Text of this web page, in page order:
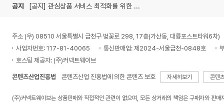
공지 [공지] 관심상품 서비스 최적화를 위한 미사용 폴더 정리 안내
주소 (우) 08510 서울특별시 금천구 벚꽃로 298, 17층(가산동, 대륭포스트타워6차)
사업자번호: 117-81-40065
통신판매업: 제2024-서울금천-0848호
호스팅 제공자: (주)커넥트웨이브
콘텐츠산업진흥법 콘텐츠산업 진흥법에 의한 콘텐츠 보호 자세히보기 콘텐
(주)커넥트웨이브는 상품판매와 직접적인 관련이 없으며, 모든 상거래의 책임은 구매자와 판매